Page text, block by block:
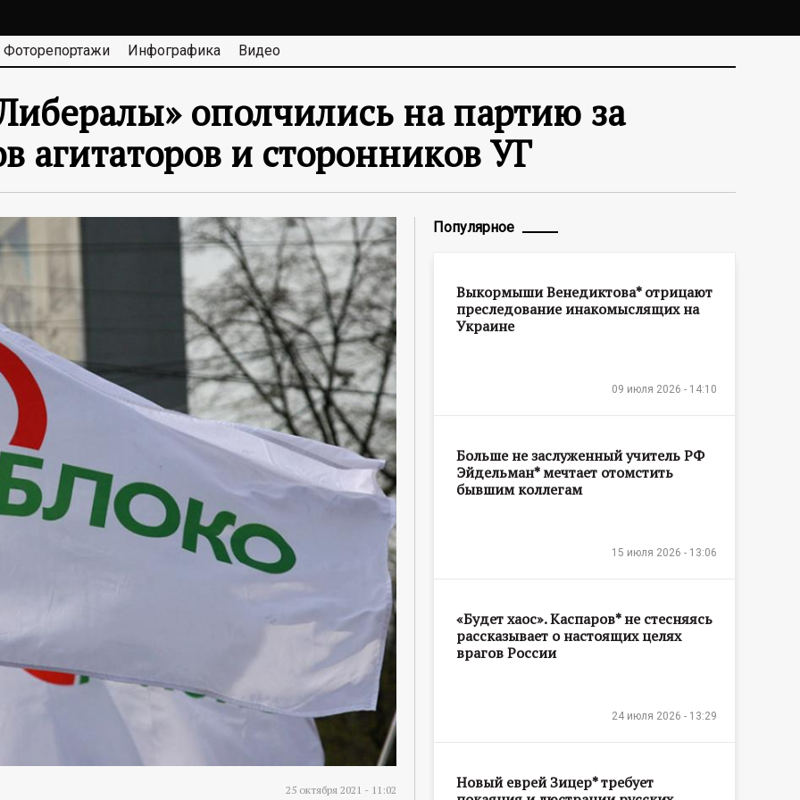
Фоторепортажи Инфографика Видео
ополчились на партию за
агитаторов и сторонников УГ
25 октября 2021 - 11:02
Популярное
Выкормыши Венедиктова* отрицают
преследование инакомыслящих на
Украине
09 июля 2026 - 14:10
Больше не заслуженный учитель РФ
Эйдельман* мечтает отомстить
бывшим коллегам
15 июля 2026 - 13:06
«Будет хаос». Каспаров* не стесняясь
рассказывает о настоящих целях
врагов России
24 июля 2026 - 13:29
Новый еврей Зицер* требует